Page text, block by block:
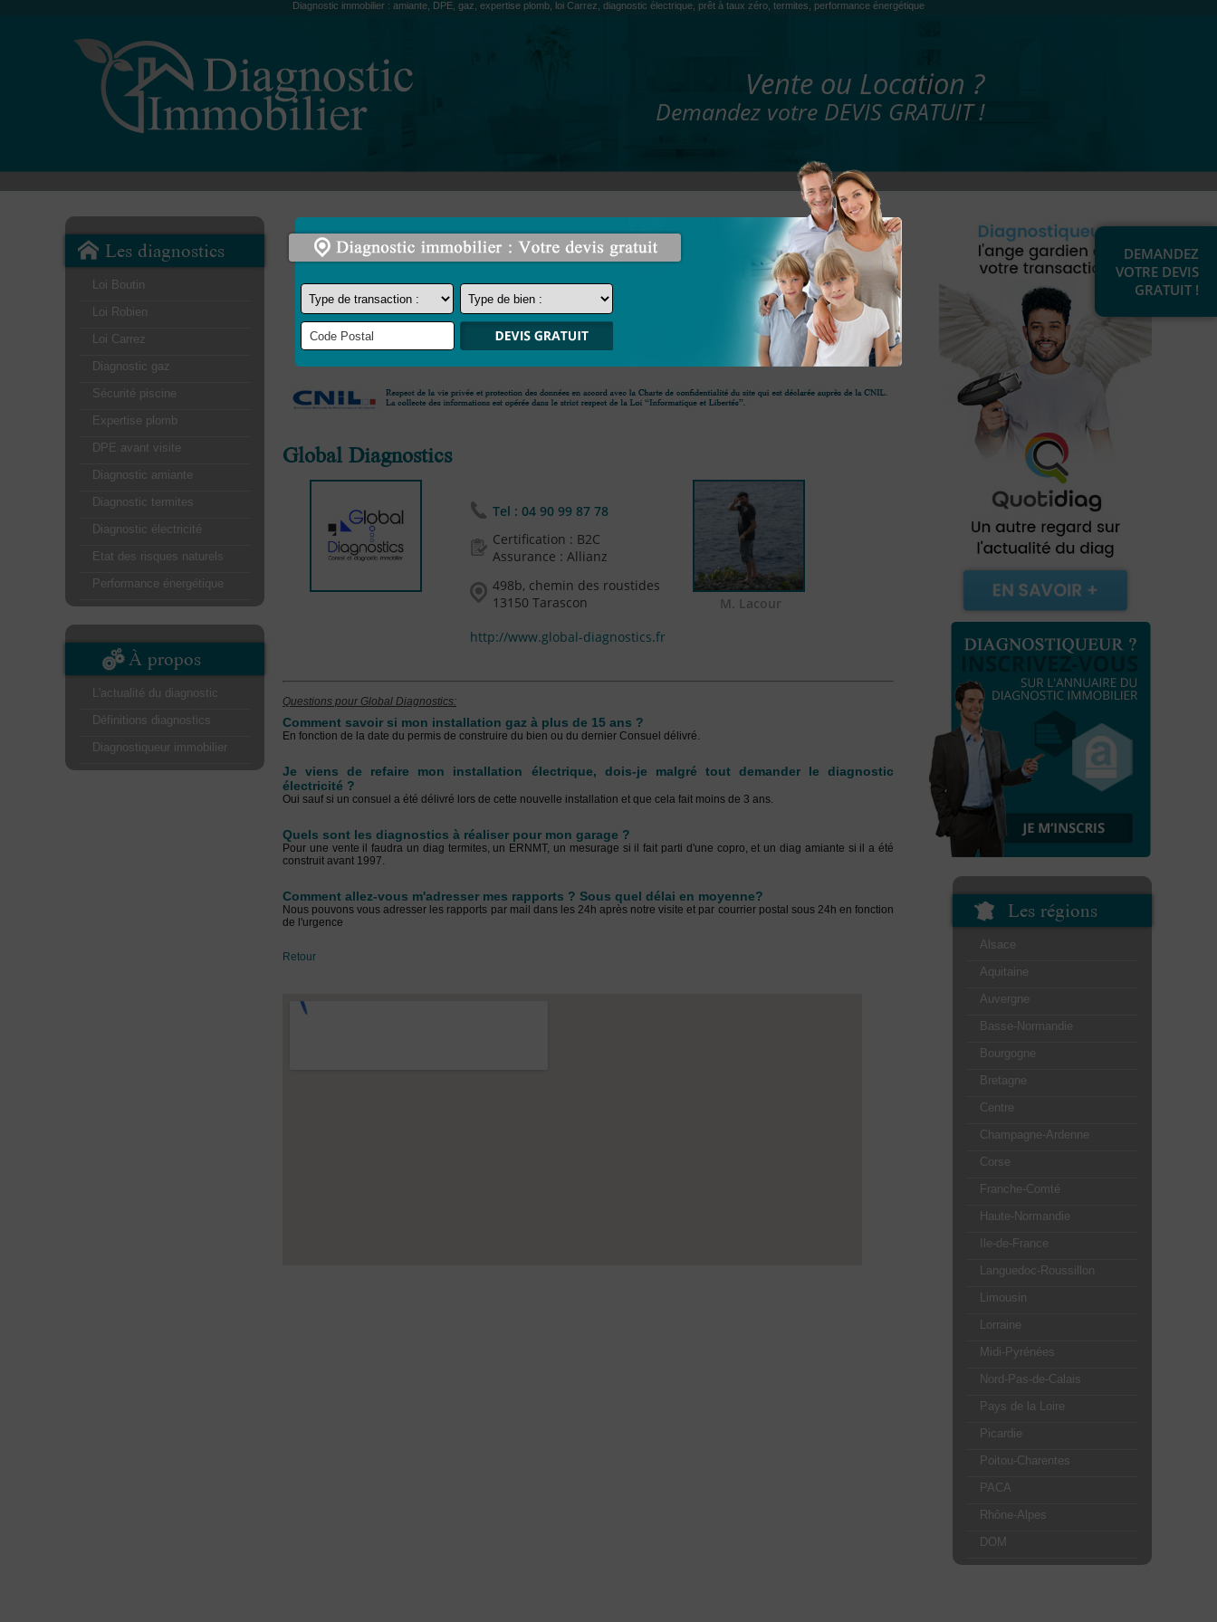
Diagnostic immobilier : amiante, DPE, gaz, expertise plomb, loi Carrez, diagnostic électrique, prêt à taux zéro, termites, performance énergétique
Vente ou Location ?
Demandez votre DEVIS GRATUIT !
Les diagnostics
Loi Boutin
Loi Robien
Loi Carrez
Diagnostic gaz
Sécurité piscine
Expertise plomb
DPE avant visite
Diagnostic amiante
Diagnostic termites
Diagnostic électricité
Etat des risques naturels
Performance énergétique
À propos
L'actualité du diagnostic
Définitions diagnostics
Diagnostiqueur immobilier
Les régions
Alsace
Aquitaine
Auvergne
Basse-Normandie
Bourgogne
Bretagne
Centre
Champagne-Ardenne
Corse
Franche-Comté
Haute-Normandie
Ile-de-France
Languedoc-Roussillon
Limousin
Lorraine
Midi-Pyrénées
Nord-Pas-de-Calais
Pays de la Loire
Picardie
Poitou-Charentes
PACA
Rhône-Alpes
DOM
Global Diagnostics
Tel : 04 90 99 87 78
Certification : B2C
Assurance : Allianz
498b, chemin des roustides
13150 Tarascon
http://www.global-diagnostics.fr
M. Lacour
Questions pour Global Diagnostics:
Comment savoir si mon installation gaz à plus de 15 ans ?
En fonction de la date du permis de construire du bien ou du dernier Consuel délivré.
Je viens de refaire mon installation électrique, dois-je malgré tout demander le diagnostic
électricité ?
Oui sauf si un consuel a été délivré lors de cette nouvelle installation et que cela fait moins de 3 ans.
Quels sont les diagnostics à réaliser pour mon garage ?
Pour une vente il faudra un diag termites, un ERNMT, un mesurage si il fait parti d'une copro, et un diag amiante si il a été
construit avant 1997.
Comment allez-vous m'adresser mes rapports ? Sous quel délai en moyenne?
Nous pouvons vous adresser les rapports par mail dans les 24h après notre visite et par courrier postal sous 24h en fonction
de l'urgence
Retour
DEMANDEZ
VOTRE DEVIS
GRATUIT !